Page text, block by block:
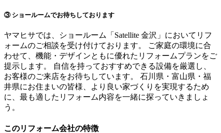
③ ショールームでお待ちしております
ヤマヒサでは、ショールーム「Satellite 金沢」においてリフ
ォームのご相談を受け付けております。 ご家庭の環境に合
わせて、機能・デザインともに優れたリフォームプランをご
提示します。 自信を持っておすすめできる設備を厳選し、
お客様のご来店をお待ちしています。 石川県・富山県・福
井県にお住まいの皆様、より良い家づくりを実現するため
に、最も適したリフォーム内容を一緒に探っていきましょ
う。
このリフォーム会社の特徴